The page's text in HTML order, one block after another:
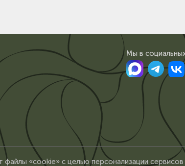
Мы в
файлы «cookie» с целью персонализации